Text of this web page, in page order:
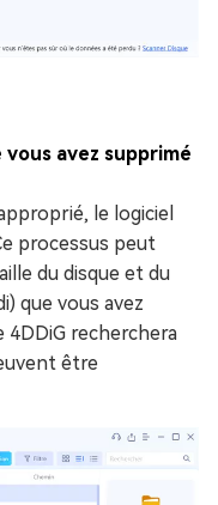
avez supprimé
le logiciel
processus peut
du disque et du
que vous avez
4DDiG recherchera
être